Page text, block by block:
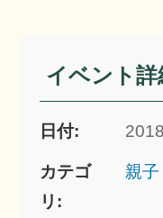
イベント詳
日付:
カテゴ
リ:
親